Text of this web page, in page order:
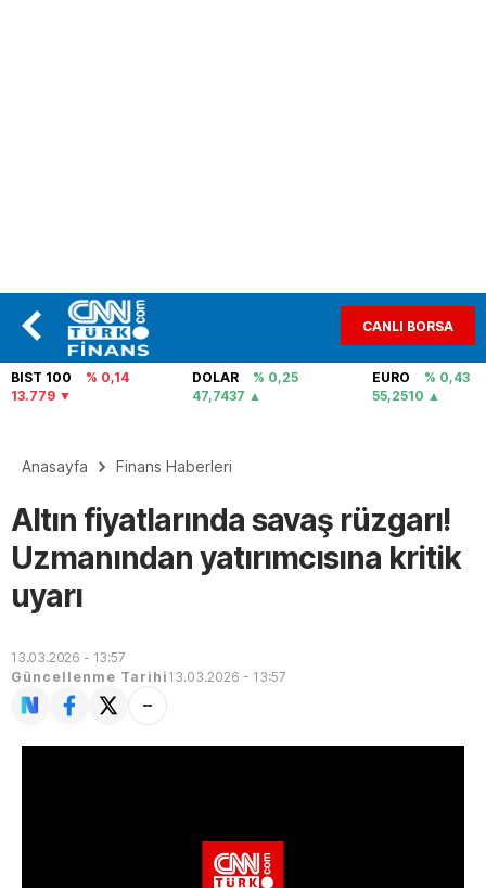
CANLI BORSA
BIST 100
% 0,14
13.779
DOLAR
% 0,25
47,7437
EURO
% 0,43
55,2510
Anasayfa Finans Haberleri
Altın fiyatlarında savaş rüzgarı!
Uzmanından yatırımcısına kritik
uyarı
13.03.2026 - 13:57
Güncellenme Tarihi 13.03.2026 - 13:57